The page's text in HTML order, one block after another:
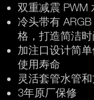
双重减震 PWM
冷头带有
格，打造简洁
加注口设计简
使用寿命
灵活套管水管
3年原厂保修